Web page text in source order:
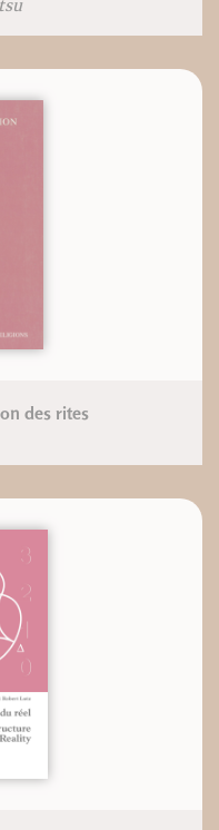
des rites